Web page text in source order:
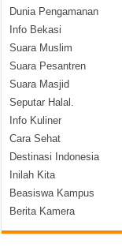
Dunia Pengamanan
Info Bekasi
Suara Muslim
Suara Pesantren
Suara Masjid
Seputar Halal.
Info Kuliner
Cara Sehat
Destinasi Indonesia
Inilah Kita
Beasiswa Kampus
Berita Kamera